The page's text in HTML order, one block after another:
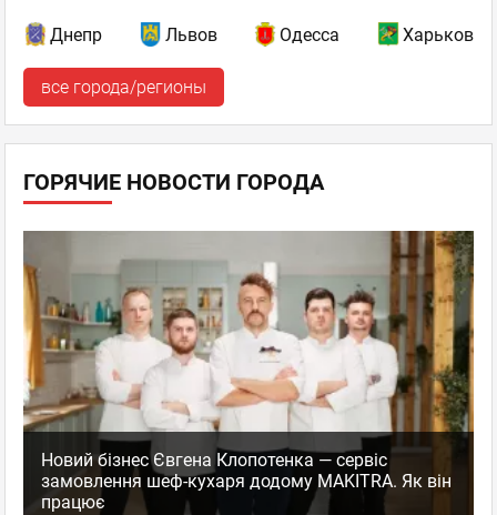
Днепр Львов Одесса Харьков
все города/регионы
ГОРЯЧИЕ НОВОСТИ ГОРОДА
Новий бізнес Євгена Клопотенка — сервіс
замовлення шеф-кухаря додому MAKITRA. Як він
працює